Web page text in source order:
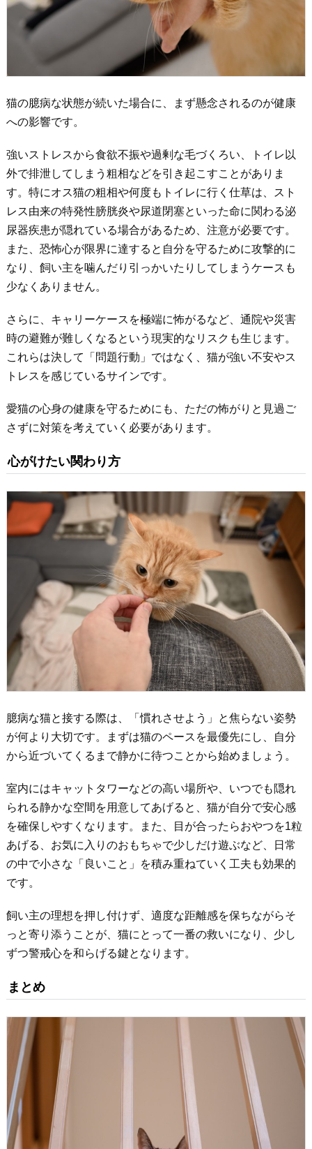
猫の臆病な状態が続いた場合に、まず懸念されるのが健康
への影響です。
強いストレスから食欲不振や過剰な毛づくろい、トイレ以
外で排泄してしまう粗相などを引き起こすことがありま
す。特にオス猫の粗相や何度もトイレに行く仕草は、スト
レス由来の特発性膀胱炎や尿道閉塞といった命に関わる泌
尿器疾患が隠れている場合があるため、注意が必要です。
また、恐怖心が限界に達すると自分を守るために攻撃的に
なり、飼い主を噛んだり引っかいたりしてしまうケースも
少なくありません。
さらに、キャリーケースを極端に怖がるなど、通院や災害
時の避難が難しくなるという現実的なリスクも生じます。
これらは決して「問題行動」ではなく、猫が強い不安やス
トレスを感じているサインです。
愛猫の心身の健康を守るためにも、ただの怖がりと見過ご
さずに対策を考えていく必要があります。
心がけたい関わり方
臆病な猫と接する際は、「慣れさせよう」と焦らない姿勢
が何より大切です。まずは猫のペースを最優先にし、自分
から近づいてくるまで静かに待つことから始めましょう。
室内にはキャットタワーなどの高い場所や、いつでも隠れ
られる静かな空間を用意してあげると、猫が自分で安心感
を確保しやすくなります。また、目が合ったらおやつを1粒
あげる、お気に入りのおもちゃで少しだけ遊ぶなど、日常
の中で小さな「良いこと」を積み重ねていく工夫も効果的
です。
飼い主の理想を押し付けず、適度な距離感を保ちながらそ
っと寄り添うことが、猫にとって一番の救いになり、少し
ずつ警戒心を和らげる鍵となります。
まとめ